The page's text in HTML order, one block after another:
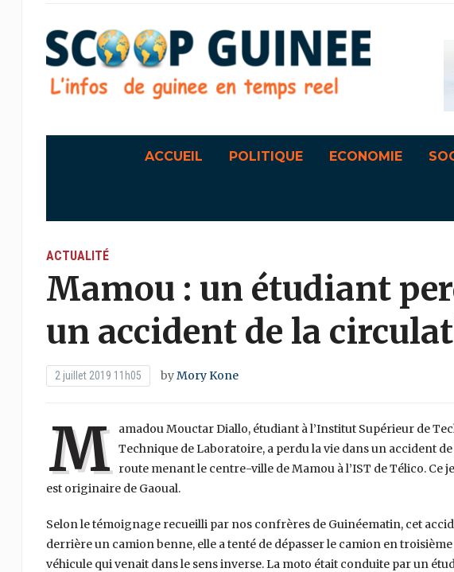
ACCUEIL POLITIQUE ECONOMIE
ACTUALITÉ
Mamou : un étudiant
un accident de la
2 juillet 2019 11h05 byMory Kone
M
amadou Mouctar Diallo, étudiant à l’Institut Supérieur de
Technique de Laboratoire, a perdu la vie dans un accident
route menant le centre-ville de Mamou à l’IST de Télico. Ce
est originaire de Gaoual.
Selon le témoignage recueilli par nos confrères de Guinéematin, cet
derrière un camion benne, elle a tenté de dépasser le camion en
véhicule qui venait dans le sens inverse. La moto était conduite par un